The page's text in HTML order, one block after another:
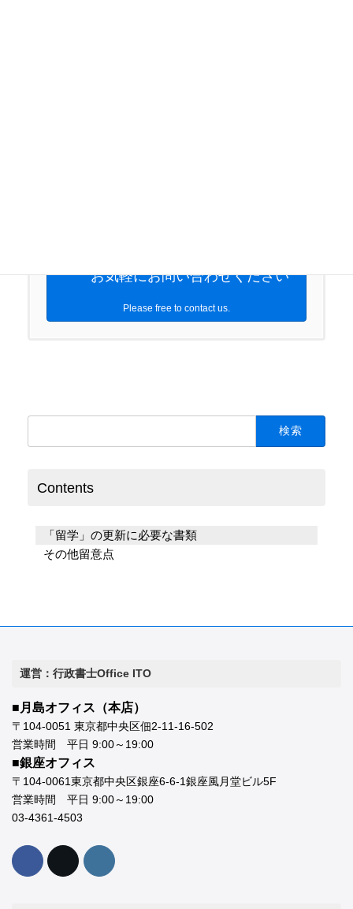
お気軽にお問い合わせください
Please free to contact us.
検
Contents
「留学」の更新に必要な書類
その他留意点
運営：行政書士Office ITO
■月島オフィス（本店）
〒104-0051 東京都中央区佃2-11-16-502
営業時間 平日 9:00～19:00
■銀座オフィス
〒104-0061東京都中央区銀座6-6-1銀座風月堂ビル5F
営業時間 平日 9:00～19:00
03-4361-4503